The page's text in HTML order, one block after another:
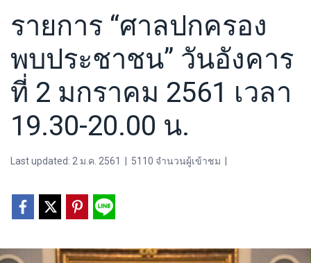
รายการ “ศาลปกครอง
พบประชาชน” วันอังคาร
ที่ 2 มกราคม 2561 เวลา
19.30-20.00 น.
Last updated: 2 ม.ค. 2561 5110 จำนวนผู้เข้าชม